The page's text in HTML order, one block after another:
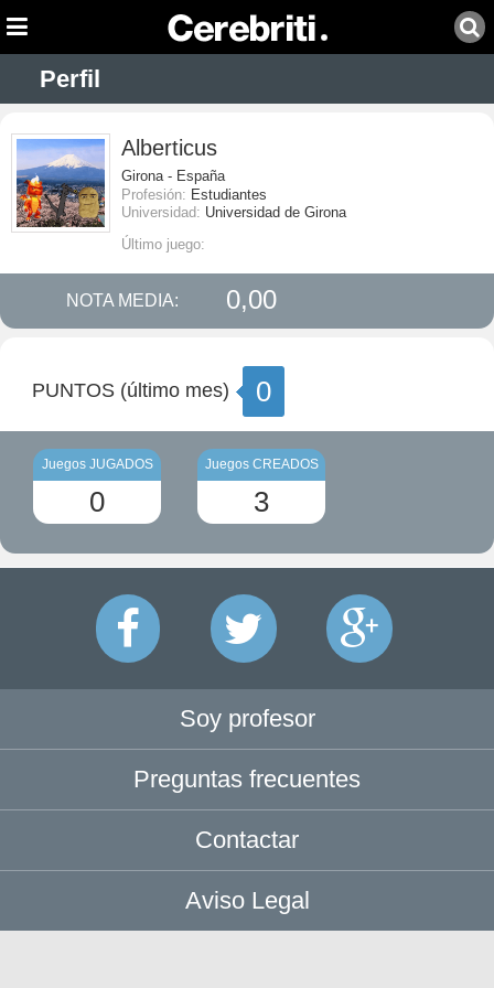
Perfil
Alberticus
Girona - España
Profesión: Estudiantes
Universidad: Universidad de Girona
Último juego:
NOTA MEDIA: 0,00
PUNTOS (último mes) 0
Juegos JUGADOS
0
Juegos CREADOS
3
Soy profesor
Preguntas frecuentes
Contactar
Aviso Legal